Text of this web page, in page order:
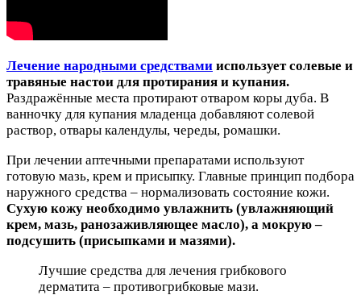
Лечение народными средствами использует солевые и
травяные настои для протирания и купания.
Раздражённые места протирают отваром коры дуба. В
ванночку для купания младенца добавляют солевой
раствор, отвары календулы, череды, ромашки.
При лечении аптечными препаратами используют
готовую мазь, крем и присыпку. Главные принцип подбора
наружного средства – нормализовать состояние кожи.
Сухую кожу необходимо увлажнить (увлажняющий
крем, мазь, ранозаживляющее масло), а мокрую –
подсушить (присыпками и мазями).
Лучшие средства для лечения грибкового
дерматита – противогрибковые мази.